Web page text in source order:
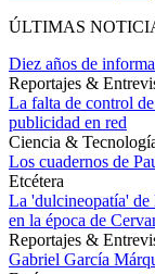
ÚLTIMAS
Diez años de
Reportajes &
La falta de control
publicidad en red
Ciencia &
Los cuadernos de
Etcétera
La 'dulcineopatía' de
en la época de
Reportajes &
Gabriel García